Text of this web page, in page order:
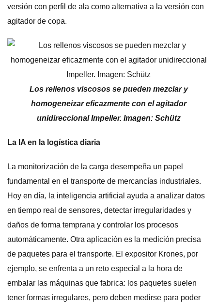
versión con perfil de ala como alternativa a la versión con
agitador de copa.
Los rellenos viscosos se pueden mezclar y
homogeneizar eficazmente con el agitador
unidireccional Impeller. Imagen: Schütz
La IA en la logística diaria
La monitorización de la carga desempeña un papel
fundamental en el transporte de mercancías industriales.
Hoy en día, la inteligencia artificial ayuda a analizar datos
en tiempo real de sensores, detectar irregularidades y
daños de forma temprana y controlar los procesos
automáticamente. Otra aplicación es la medición precisa
de paquetes para el transporte. El expositor Krones, por
ejemplo, se enfrenta a un reto especial a la hora de
embalar las máquinas que fabrica: los paquetes suelen
tener formas irregulares, pero deben medirse para poder